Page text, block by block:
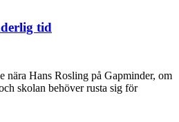
tid
nära Hans Rosling på Gapminder, om
skolan behöver rusta sig för